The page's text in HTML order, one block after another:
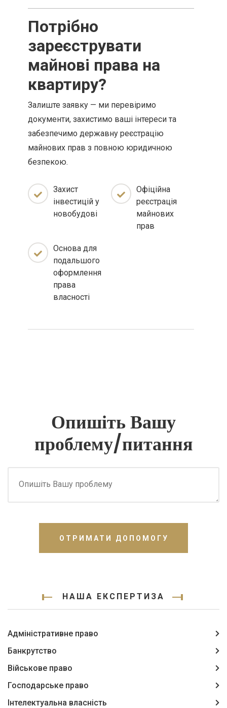
Потрібно
зареєструвати
майнові права на
квартиру?
Залиште заявку — ми перевіримо
документи, захистимо ваші інтереси та
забезпечимо державну реєстрацію
майнових прав з повною юридичною
безпекою.
Захист
інвестицій у
новобудові
Офіційна
реєстрація
майнових
прав
Основа для
подальшого
оформлення
права
власності
Опишіть Вашу
проблему/питання
ОТРИМАТИ ДОПОМОГУ
НАША ЕКСПЕРТИЗА
Адміністративне право
Банкрутство
Військове право
Господарське право
Інтелектуальна власність